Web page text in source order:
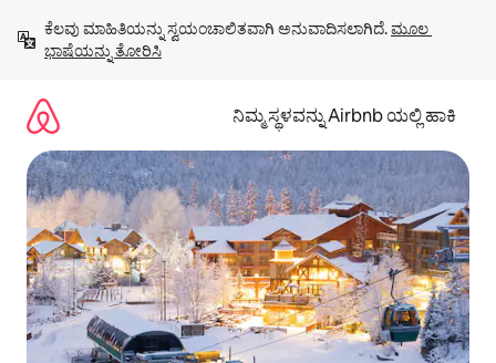
ಹೋಗಿ
ಕೆಲವು ಮಾಹಿತಿಯನ್ನು ಸ್ವಯಂಚಾಲಿತವಾಗಿ ಅನುವಾದಿಸಲಾಗಿದೆ. ಮೂಲ
ಭಾಷೆಯನ್ನು ತೋರಿಸಿ
ನಿಮ್ಮ ಸ್ಥಳವನ್ನು Airbnb ಯಲ್ಲಿ ಹಾಕಿ